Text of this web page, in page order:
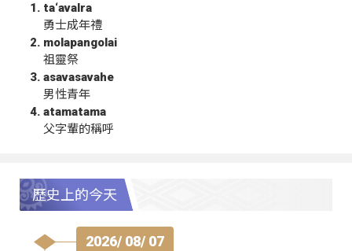
ta‘avalra
勇士成年禮
molapangolai
祖靈祭
asavasavahe
男性青年
atamatama
父字輩的稱呼
歷史上的今天
2026/ 08/ 07